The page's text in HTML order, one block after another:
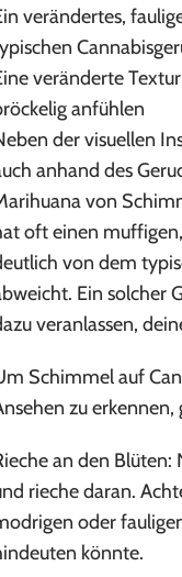
verändertes,
veränderte
anfühlen
der visuellen
anhand des
von
oft einen
von dem
Ein solcher
veranlassen,
Schimmel auf
zu
an den
rieche daran.
oder
könnte.